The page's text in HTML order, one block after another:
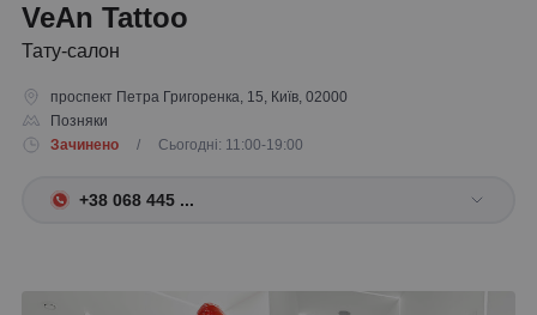
VeAn Tattoo
Тату-салон
проспект Петра Григоренка, 15, Київ, 02000
Позняки
Зачинено
/ Сьогодні: 11:00-19:00
+38 068 445 ...